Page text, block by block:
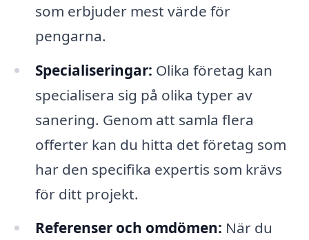
som erbjuder mest värde för
pengarna.
Specialiseringar: Olika företag kan
specialisera sig på olika typer av
sanering. Genom att samla flera
offerter kan du hitta det företag som
har den specifika expertis som krävs
för ditt projekt.
Referenser och omdömen: När du